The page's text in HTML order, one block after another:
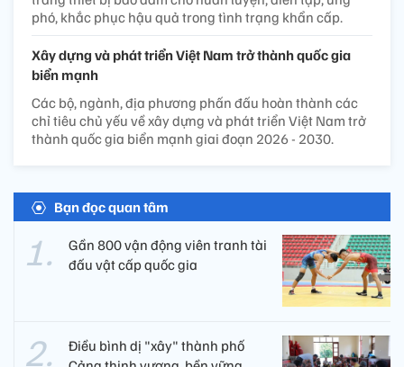
phó, khắc phục hậu quả trong tình trạng khẩn cấp.
Xây dựng và phát triển Việt Nam trở thành quốc gia
biển mạnh
Các bộ, ngành, địa phương phấn đấu hoàn thành các
chỉ tiêu chủ yếu về xây dựng và phát triển Việt Nam trở
thành quốc gia biển mạnh giai đoạn 2026 - 2030.
Bạn đọc quan tâm
Gần 800 vận động viên tranh tài
đấu vật cấp quốc gia
Điều bình dị "xây" thành phố